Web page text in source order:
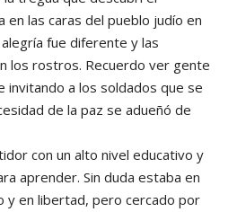
en las caras del pueblo judío en
fue diferente y las
los rostros. Recuerdo ver gente
invitando a los soldados que se
de la paz se adueñó de
con un alto nivel educativo y
aprender. Sin duda estaba en
y en libertad, pero cercado por